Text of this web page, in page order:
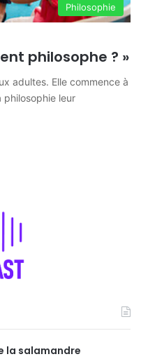
Philosophie
philosophe ? »
adultes. Elle commence à
philosophie leur
la salamandre